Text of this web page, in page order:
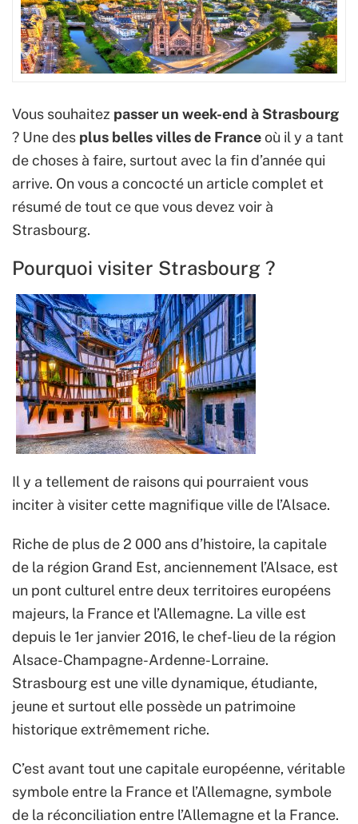
Vous souhaitez passer un week-end à Strasbourg
? Une des plus belles villes de Franceoù il y a tant
de choses à faire, surtout avec la fin d’année qui
arrive. On vous a concocté un article complet et
résumé de tout ce que vous devez voir à
Strasbourg.
Pourquoi visiter Strasbourg ?
Il y a tellement de raisons qui pourraient vous
inciter à visiter cette magnifique ville de l’Alsace.
Riche de plus de 2 000 ans d’histoire, la capitale
de la région Grand Est, anciennement l’Alsace, est
un pont culturel entre deux territoires européens
majeurs, la France et l’Allemagne. La ville est
depuis le 1er janvier 2016, le chef-lieu de la région
Alsace-Champagne-Ardenne-Lorraine.
Strasbourg est une ville dynamique, étudiante,
jeune et surtout elle possède un patrimoine
historique extrêmement riche.
C’est avant tout une capitale européenne, véritable
symbole entre la France et l’Allemagne, symbole
de la réconciliation entre l’Allemagne et la France.